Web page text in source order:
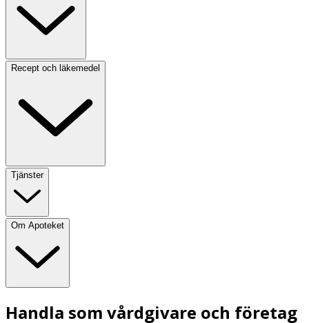
Recept och läkemedel
Tjänster
Om Apoteket
Handla som vårdgivare och företag